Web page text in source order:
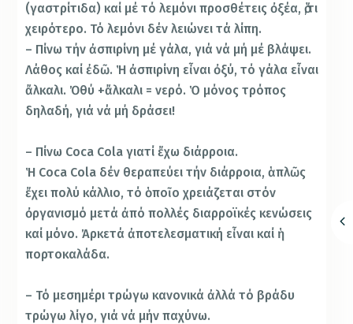
(γαστρίτιδα) καί μέ τό λεμόνι προσθέτεις ὀξέα, ὅ,τι
χειρότερο. Τό λεμόνι δέν λειώνει τά λίπη.
– Πίνω τήν ἀσπιρίνη μέ γάλα, γιά νά μή μέ βλάψει.
Λάθος καί ἐδῶ. Ἡ ἀσπιρίνη εἶναι ὀξύ, τό γάλα εἶναι
ἄλκαλι. Ὀθύ +ἄλκαλι = νερό. Ὁ μόνος τρόπος
δηλαδή, γιά νά μή δράσει!
– Πίνω Coca Cola γιατί ἔχω διάρροια.
Ἡ Coca Cola δέν θεραπεύει τήν διάρροια, ἁπλῶς
ἔχει πολύ κάλλιο, τό ὁποῖο χρειάζεται στόν
ὀργανισμό μετά ἀπό πολλές διαρροϊκές κενώσεις
καί μόνο. Ἀρκετά ἀποτελεσματική εἶναι καί ἡ
πορτοκαλάδα.
– Τό μεσημέρι τρώγω κανονικά ἀλλά τό βράδυ
τρώγω λίγο, γιά νά μήν παχύνω.